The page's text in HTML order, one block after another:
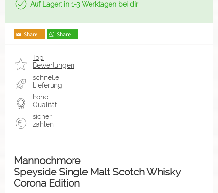
Auf Lager: in 1-3 Werktagen bei dir
Top
Bewertungen
schnelle
Lieferung
hohe
Qualität
sicher
zahlen
Mannochmore
Speyside Single Malt Scotch Whisky
Corona Edition